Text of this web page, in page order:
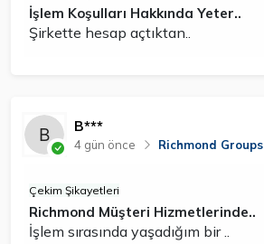
İşlem Koşulları Hakkında Yeter..
Şirkette hesap açtıktan..
B***
4 gün önce Richmond Groups
Çekim Şikayetleri
Richmond Müşteri Hizmetlerinde..
İşlem sırasında yaşadığım bir ..